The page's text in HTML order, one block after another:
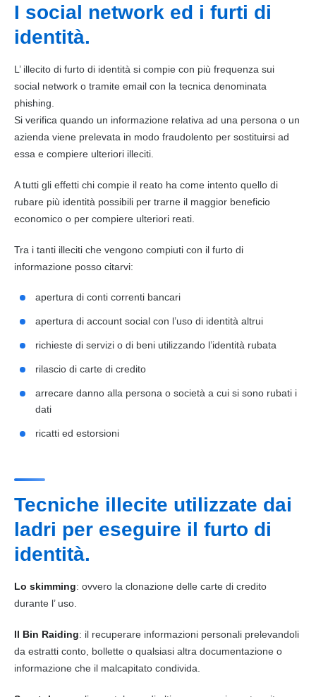
I social network ed i furti di
identità.
L’ illecito di furto di identità si compie con più frequenza sui
social network o tramite email con la tecnica denominata
phishing.
Si verifica quando un informazione relativa ad una persona o un
azienda viene prelevata in modo fraudolento per sostituirsi ad
essa e compiere ulteriori illeciti.
A tutti gli effetti chi compie il reato ha come intento quello di
rubare più identità possibili per trarne il maggior beneficio
economico o per compiere ulteriori reati
Tra i tanti illeciti che vengono compiuti con il furto di
informazione posso citarvi:
apertura di conti correnti bancari
apertura di account social con l’uso di identità altrui
richieste di servizi o di beni utilizzando l’identità rubata
rilascio di carte di credito
arrecare danno alla persona o società a cui si sono rubati i
dati
ricatti ed estorsioni
Tecniche illecite utilizzate dai
ladri per eseguire il furto di
identità.
Lo skimming: ovvero la clonazione delle carte di credito
durante l’ uso.
Il Bin Raiding: il recuperare informazioni personali prelevandoli
da estratti conto, bollette o qualsiasi altra documentazione o
informazione che il malcapitato condivida.